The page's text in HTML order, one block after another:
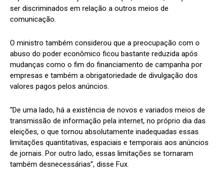
ser discriminados em relação a outros meios de
comunicação.
O ministro também considerou que a preocupação com o
abuso do poder econômico ficou bastante reduzida após
mudanças como o fim do financiamento de campanha por
empresas e também a obrigatoriedade de divulgação dos
valores pagos pelos anúncios.
“De uma lado, há a existência de novos e variados meios de
transmissão de informação pela internet, no próprio dia das
eleições, o que tornou absolutamente inadequadas essas
limitações quantitativas, espaciais e temporais aos anúncios
de jornais. Por outro lado, essas limitações se tornaram
também desnecessárias”, disse Fux.